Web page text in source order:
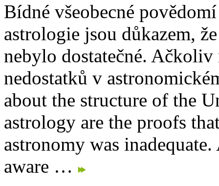
Bídné všeobecné
astrologie jsou důkazem,
nebylo dostatečné.
nedostatků v
about the structure of the
astrology are the proofs
astronomy was
aware …